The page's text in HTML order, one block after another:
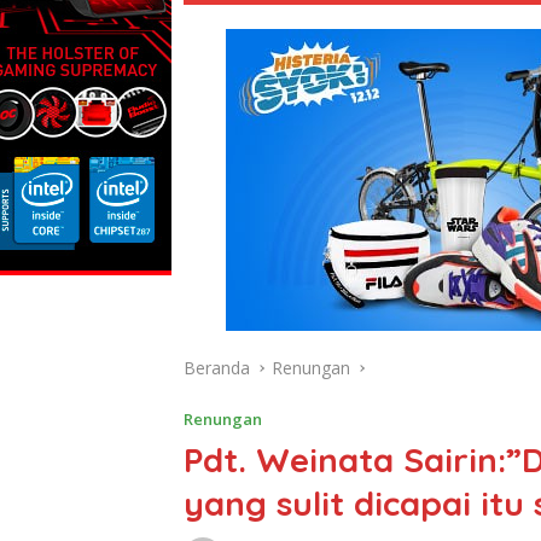
Beranda Renungan
Renungan
Pdt. Weinata
yang sulit dicapai itu